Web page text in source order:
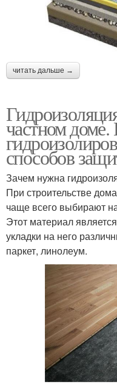
читать дальше →
частном доме.
способов
Зачем нужна
При строительстве
чаще всего выбирают
Этот материал
укладки на него
паркет, линолеум.